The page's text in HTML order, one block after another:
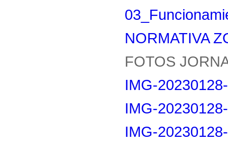
NORMATIVA
FOTOS
IMG-
IMG-
IMG-